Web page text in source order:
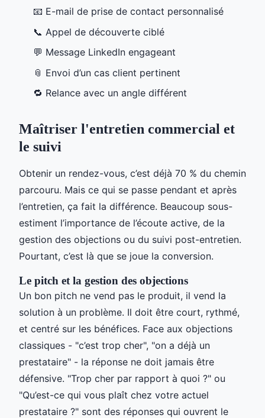
📧 E-mail de prise de contact personnalisé
📞 Appel de découverte ciblé
💬 Message LinkedIn engageant
📎 Envoi d’un cas client pertinent
🔁 Relance avec un angle différent
Maîtriser l'entretien commercial et
le suivi
Obtenir un rendez-vous, c’est déjà 70 % du chemin
parcouru. Mais ce qui se passe pendant et après
l’entretien, ça fait la différence. Beaucoup sous-
estiment l’importance de l’écoute active, de la
gestion des objections ou du suivi post-entretien.
Pourtant, c’est là que se joue la conversion.
Le pitch et la gestion des objections
Un bon pitch ne vend pas le produit, il vend la
solution à un problème. Il doit être court, rythmé,
et centré sur les bénéfices. Face aux objections
classiques - "c’est trop cher", "on a déjà un
prestataire" - la réponse ne doit jamais être
défensive. "Trop cher par rapport à quoi ?" ou
"Qu’est-ce qui vous plaît chez votre actuel
prestataire ?" sont des réponses qui ouvrent le